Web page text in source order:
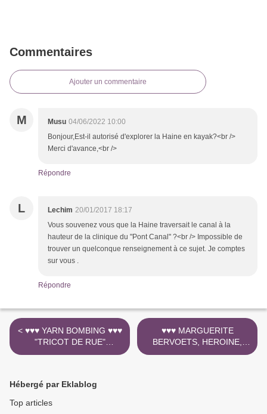
Commentaires
Ajouter un commentaire
M Musu 04/06/2022 10:00
Bonjour,Est-il autorisé d'explorer la Haine en kayak?<br />
Merci d'avance,<br />
Répondre
L Lechim 20/01/2017 18:17
Vous souvenez vous que la Haine traversait le canal à la
hauteur de la clinique du "Pont Canal" ?<br /> Impossible de
trouver un quelconque renseignement à ce sujet. Je comptes
sur vous .
Répondre
< ♥♥♥ YARN BOMBING ♥♥♥
"TRICOT DE RUE"
DEBARQUE A MONS ♥♥
♥♥♥ MARGUERITE
BERVOETS, HEROINE,
BELGE RESISTANTE >
Hébergé par Eklablog
Top articles